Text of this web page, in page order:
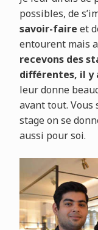
possibles, de
savoir-faire et
entourent mais
recevons des
différentes, il y
leur donne
avant tout. Vous
stage on se
aussi pour soi.